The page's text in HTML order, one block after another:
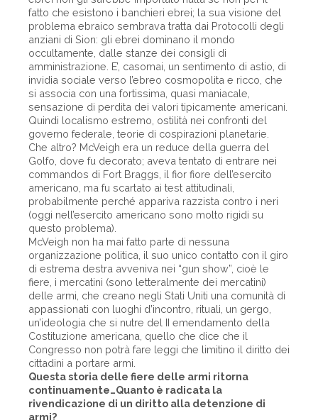
fatto che esistono i banchieri ebrei; la sua visione del
problema ebraico sembrava tratta dai Protocolli degli
anziani di Sion: gli ebrei dominano il mondo
occultamente, dalle stanze dei consigli di
amministrazione. E’, casomai, un sentimento di astio, di
invidia sociale verso l’ebreo cosmopolita e ricco, che
si associa con una fortissima, quasi maniacale,
sensazione di perdita dei valori tipicamente americani.
Quindi localismo estremo, ostilità nei confronti del
governo federale, teorie di cospirazioni planetarie.
Che altro? McVeigh era un reduce della guerra del
Golfo, dove fu decorato; aveva tentato di entrare nei
commandos di Fort Braggs, il fior fiore dell’esercito
americano, ma fu scartato ai test attitudinali,
probabilmente perché appariva razzista contro i neri
(oggi nell’esercito americano sono molto rigidi su
questo problema).
McVeigh non ha mai fatto parte di nessuna
organizzazione politica, il suo unico contatto con il giro
di estrema destra avveniva nei “gun show”, cioè le
fiere, i mercatini (sono letteralmente dei mercatini)
delle armi, che creano negli Stati Uniti una comunità di
appassionati con luoghi d’incontro, rituali, un gergo,
un’ideologia che si nutre del II emendamento della
Costituzione americana, quello che dice che il
Congresso non potrà fare leggi che limitino il diritto dei
cittadini a portare armi.
Questa storia delle fiere delle armi ritorna
continuamente…Quanto è radicata la
rivendicazione di un diritto alla detenzione di
armi?